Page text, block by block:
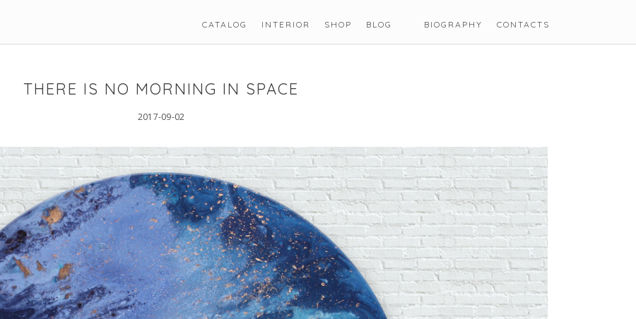
CATALOG INTERIOR SHOP BLOG BIOGRAPHY CONTACTS
THERE IS NO MORNING IN SPACE
2017-09-02